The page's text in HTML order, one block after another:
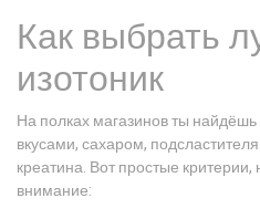
Как выбрать
изотоник
На полках магазинов ты
вкусами, сахаром,
креатина. Вот простые критерии,
внимание: